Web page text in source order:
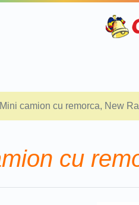
Mini camion cu remorca, New
cu